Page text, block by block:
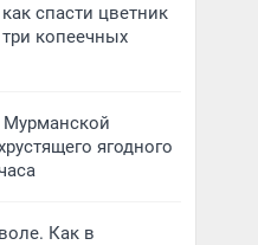
спасти цветник
копеечных
Мурманской
ягодного
Как в